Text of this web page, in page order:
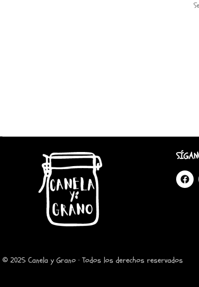
© 2025 Canela y Grano · Todos los derechos reservados